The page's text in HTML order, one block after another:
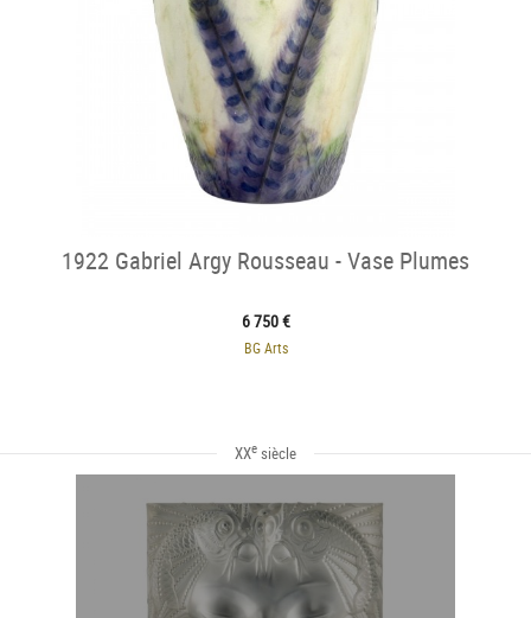
1922 Gabriel Argy Rousseau - Vase Plumes
6 750 €
BG Arts
XXe siècle